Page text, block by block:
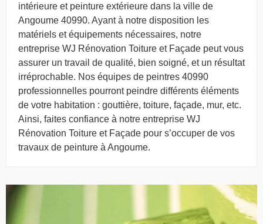
intérieure et peinture extérieure dans la ville de
Angoume 40990. Ayant à notre disposition les
matériels et équipements nécessaires, notre
entreprise WJ Rénovation Toiture et Façade peut vous
assurer un travail de qualité, bien soigné, et un résultat
irréprochable. Nos équipes de peintres 40990
professionnelles pourront peindre différents éléments
de votre habitation : gouttière, toiture, façade, mur, etc.
Ainsi, faites confiance à notre entreprise WJ
Rénovation Toiture et Façade pour s’occuper de vos
travaux de peinture à Angoume.